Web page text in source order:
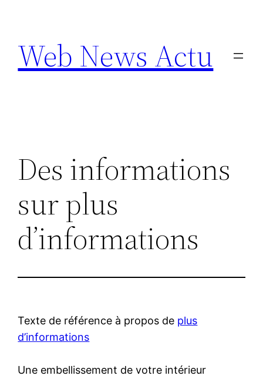
contenu
Web News Actu
Des informations
sur plus
d’informations
Texte de référence à propos de plus
d’informations
Une embellissement de votre intérieur